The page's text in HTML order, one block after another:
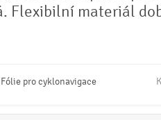
Flexibilní materiál
Fólie pro cyklonavigace